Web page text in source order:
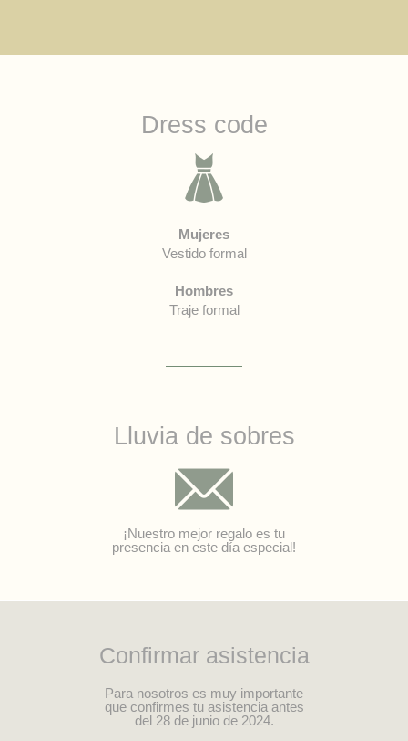
Dress code
Mujeres
Vestido formal
Hombres
Traje formal
Lluvia de sobres
¡Nuestro mejor regalo es tu
presencia en este día especial!
Confirmar asistencia
Para nosotros es muy importante
que confirmes tu asistencia antes
del 28 de junio de 2024.